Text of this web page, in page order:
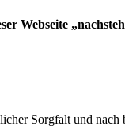
Webseite
Sorgfalt und